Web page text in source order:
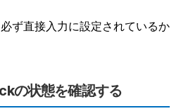
ず直接入力に設定されているか
の状態を確認する